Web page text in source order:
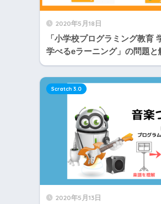
2020年5月18日
「小学校プログラミング教育
学べるeラーニング」の問題と
2020年5月13日
Scratch 3.0